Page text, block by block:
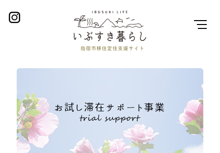
お試し滞在サポート事業